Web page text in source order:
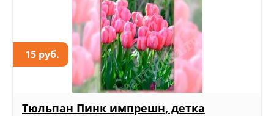
15 руб.
Тюльпан Пинк импрешн, детка